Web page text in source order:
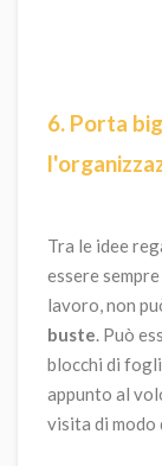
6. Porta
Tra le idee
essere
lavoro, non
buste. Può
blocchi di
appunto al
visita di modo